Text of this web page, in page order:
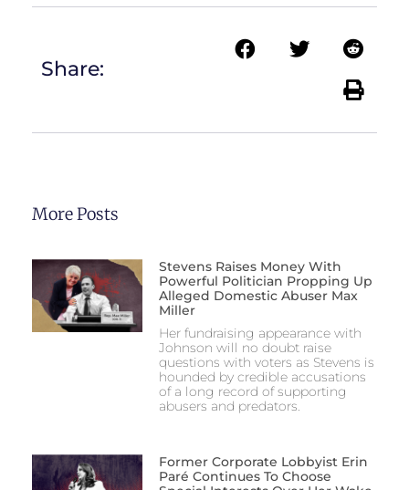
Share:
More Posts
Stevens Raises Money With
Powerful Politician Propping Up
Alleged Domestic Abuser Max
Miller
Her fundraising appearance with
Johnson will no doubt raise
questions with voters as Stevens is
hounded by credible accusations
of a long record of supporting
abusers and predators.
Former Corporate Lobbyist Erin
Paré Continues To Choose